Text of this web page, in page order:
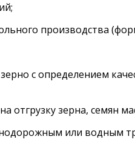
производства
с определением
зерна, семян
или водным